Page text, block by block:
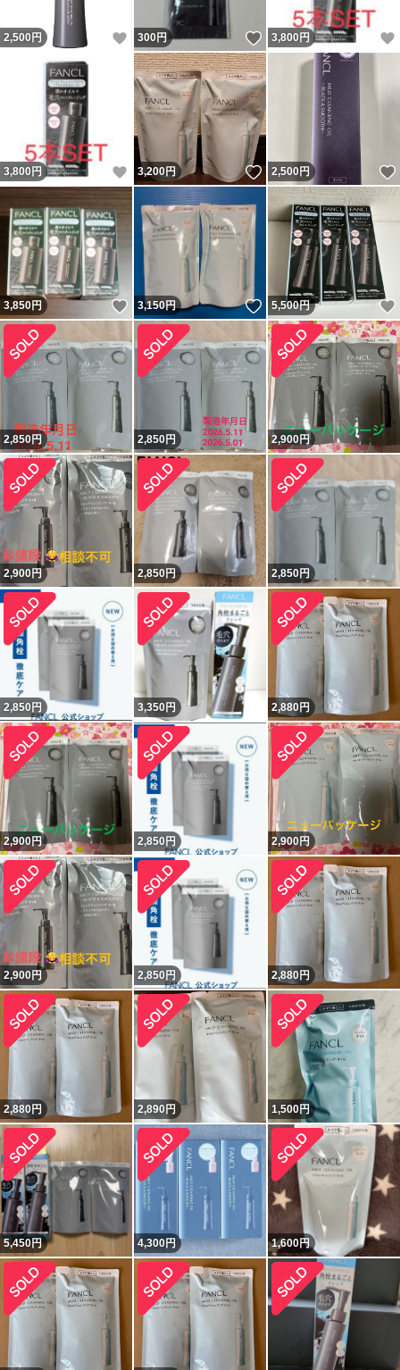
2,500 円 いいね！
300円 いいね！
3,800 円
3,800 円 いいね！
3,200円 いいね！
2,500円
3,850円 いいね！
3,150円 いいね！
5,500円
2,850円 2,850円 2,900円
2,900円 2,850円 2,850円
2,850 円 3,350円 2,880円
2,900円 2,850 円 2,900円
2,900円 2,850 円 2,880円
2,880円 2,890円 1,500円
5,450円 4,300円 1,600円